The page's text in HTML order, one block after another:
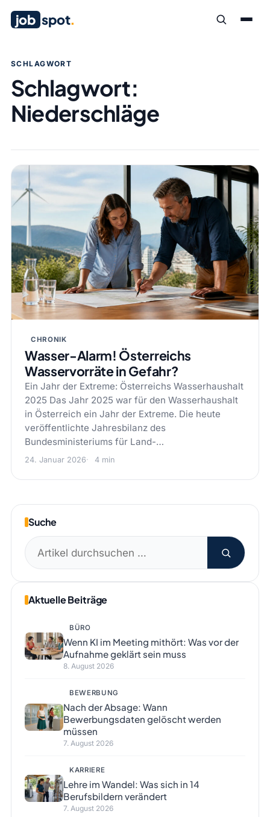
job spot.
SCHLAGWORT
Schlagwort:
Niederschläge
CHRONIK
Wasser-Alarm! Österreichs
Wasservorräte in Gefahr?
Ein Jahr der Extreme: Österreichs Wasserhaushalt
2025 Das Jahr 2025 war für den Wasserhaushalt
in Österreich ein Jahr der Extreme. Die heute
veröffentlichte Jahresbilanz des
Bundesministeriums für Land-…
24. Januar 2026 4 min
Suche
Suchen
nach:
Aktuelle Beiträge
BÜRO
Wenn KI im Meeting mithört: Was vor der
Aufnahme geklärt sein muss
8. August 2026
BEWERBUNG
Nach der Absage: Wann
Bewerbungsdaten gelöscht werden
müssen
7. August 2026
KARRIERE
Lehre im Wandel: Was sich in 14
Berufsbildern verändert
7. August 2026